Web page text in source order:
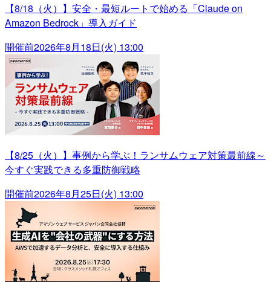
【8/18（火）】安全・最短ルートで始める「Claude on
Amazon Bedrock」導入ガイド
開催前2026年8月18日(火) 13:00
【8/25（火）】事例から学ぶ！ランサムウェア対策最前線～
今すぐ実践できる多重防御戦略
開催前2026年8月25日(火) 13:00